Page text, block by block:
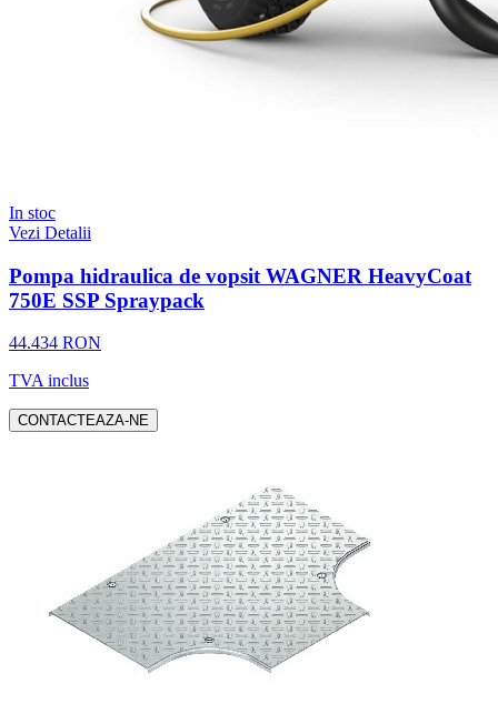
In stoc
Vezi Detalii
Pompa hidraulica de vopsit WAGNER HeavyCoat
750E SSP Spraypack
44.434 RON
TVA inclus
CONTACTEAZA-NE